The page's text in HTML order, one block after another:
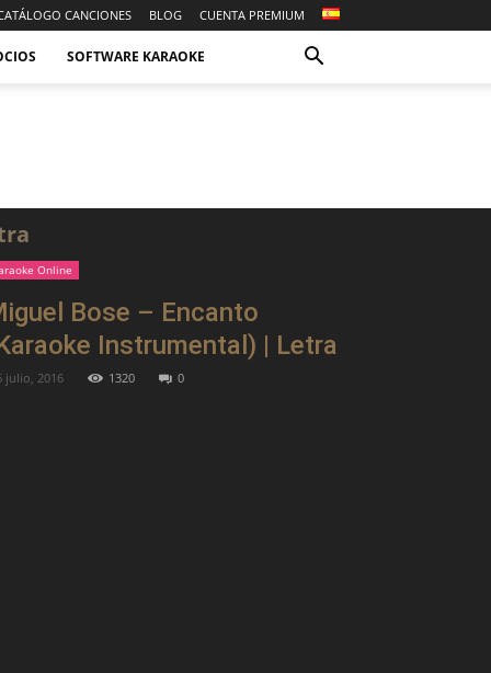
CANCIONES BLOG CUENTA PREMIUM
SOFTWARE KARAOKE
Online
Bose – Encanto
Instrumental) | Letra
julio, 2016 1320 0